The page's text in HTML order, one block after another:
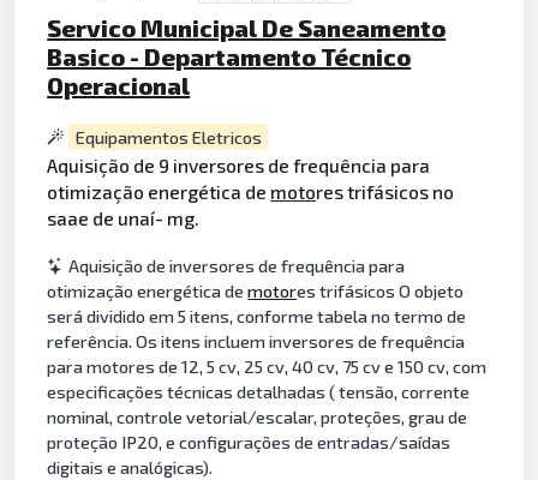
Servico Municipal De Saneamento
Basico - Departamento Técnico
Operacional
Equipamentos Eletricos
Aquisição de 9 inversores de frequência para
otimização energética de motores trifásicos no
saae de unaí- mg.
Aquisição de inversores de frequência para
otimização energética demotores trifásicos O objeto
será dividido em 5 itens, conforme tabela no termo de
referência. Os itens incluem inversores de frequência
para motores de 12, 5 cv, 25 cv, 40 cv, 75 cv e 150 cv, com
especificações técnicas detalhadas ( tensão, corrente
nominal, controle vetorial/escalar, proteções, grau de
proteção IP20, e configurações de entradas/saídas
digitais e analógicas).